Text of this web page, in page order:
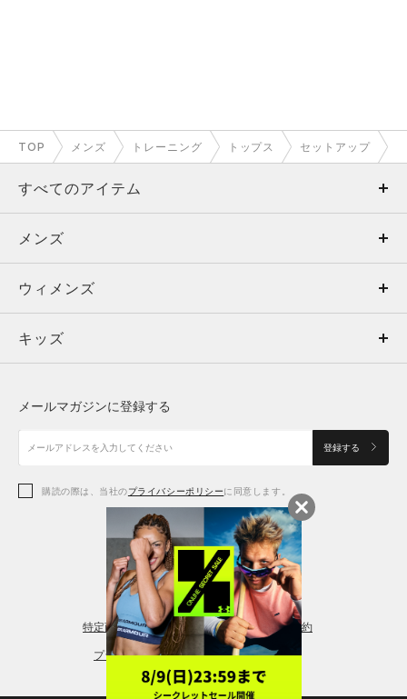
TOP メンズ トレーニング トップス セットアップ
すべてのアイテム
メンズ
ウィメンズ
キッズ
アクセサリー
メンズ
トップス
ボトムス
アクセサリー
ウィメンズ
トップス
シューズ
アクセサリー
レギンス＆タイツ
キッズ
シューズ
メールマガジンに登録する
登録する
購読の際は、当社のプライバシーポリシーに同意します。
特定商取引法に基づく通販の表記 会員規約
プライバシーポリシー